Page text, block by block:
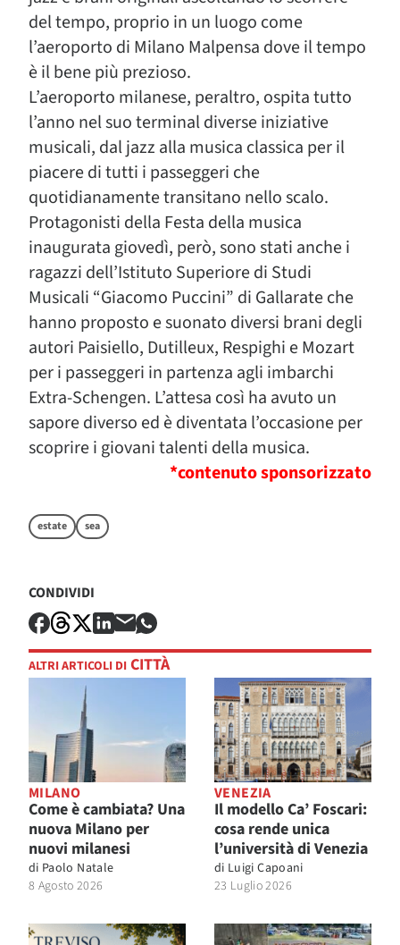
del tempo, proprio in un luogo come
l’aeroporto di Milano Malpensa dove il tempo
è il bene più prezioso.
L’aeroporto milanese, peraltro, ospita tutto
l’anno nel suo terminal diverse iniziative
musicali, dal jazz alla musica classica per il
piacere di tutti i passeggeri che
quotidianamente transitano nello scalo.
Protagonisti della Festa della musica
inaugurata giovedì, però, sono stati anche i
ragazzi dell’Istituto Superiore di Studi
Musicali “Giacomo Puccini” di Gallarate che
hanno proposto e suonato diversi brani degli
autori Paisiello, Dutilleux, Respighi e Mozart
per i passeggeri in partenza agli imbarchi
Extra-Schengen. L’attesa così ha avuto un
sapore diverso ed è diventata l’occasione per
scoprire i giovani talenti della musica.
*contenuto sponsorizzato
estate sea
CONDIVIDI
ALTRI ARTICOLI DI CITTÀ
MILANO
Come è cambiata? Una
nuova Milano per
nuovi milanesi
di Paolo Natale
8 Agosto 2026
VENEZIA
Il modello Ca’ Foscari:
cosa rende unica
l’università di Venezia
di Luigi Capoani
23 Luglio 2026